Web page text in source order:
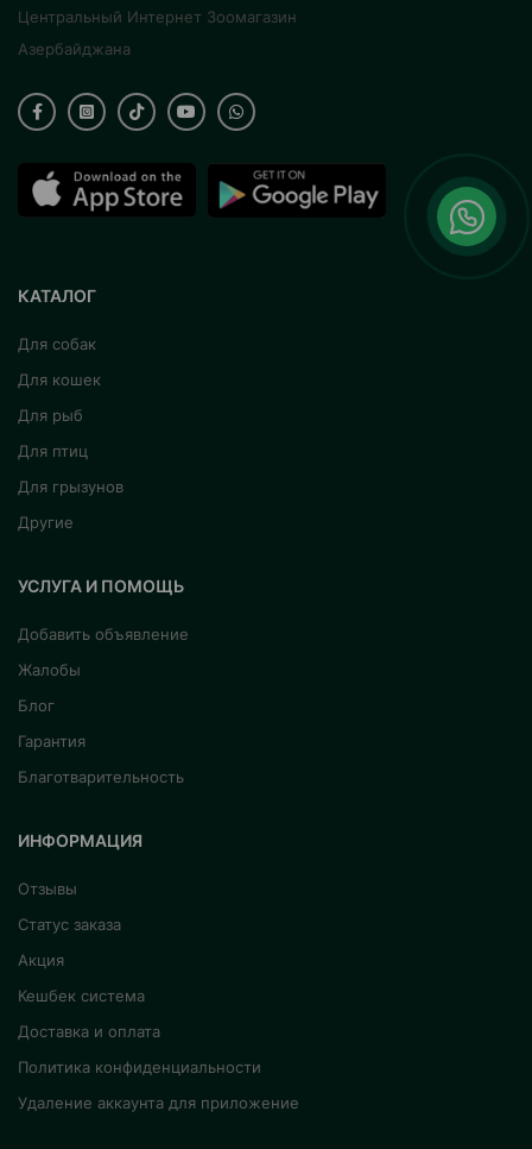
Центральный Интернет Зоомагазин
Азербайджана
КАТАЛОГ
Для собак
Для кошек
Для рыб
Для птиц
Для грызунов
Другие
УСЛУГА И ПОМОЩЬ
Добавить объявление
Жалобы
Блог
Гарантия
Благотварительность
ИНФОРМАЦИЯ
Отзывы
Статус заказа
Акция
Кешбек система
Доставка и оплата
Политика конфиденциальности
Удаление аккаунта для приложение